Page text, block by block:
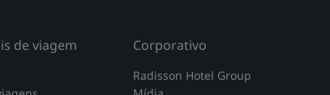
de viagem Corporativo
Radisson Hotel Group